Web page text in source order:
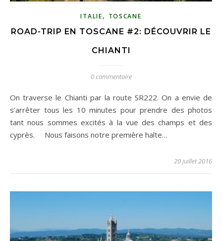
ITALIE, TOSCANE
ROAD-TRIP EN TOSCANE #2: DÉCOUVRIR LE
CHIANTI
0 commentaire
On traverse le Chianti par la route SR222. On a envie de
s’arrêter tous les 10 minutes pour prendre des photos
tant nous sommes excités à la vue des champs et des
cyprès. Nous faisons notre première halte…
20 juillet 2016